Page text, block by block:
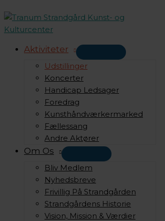
til
indholdet
Aktiviteter
Udstillinger
Koncerter
Handicap Ledsager
Foredrag
Kunsthåndværkermarked
Fællessang
Andre Aktører
Om Os
Bliv Medlem
Nyhedsbreve
Frivillig På Strandgården
Strandgårdens Historie
Vision, Mission & Værdier